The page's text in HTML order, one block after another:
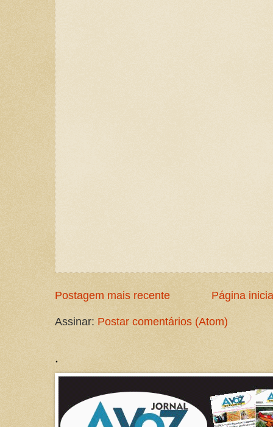
Postagem mais recente Página
Assinar: Postar comentários (Atom)
.